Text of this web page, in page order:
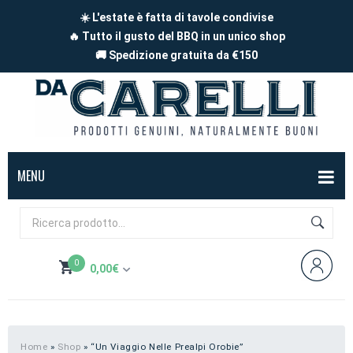
☀️ L'estate è fatta di tavole condivise
🔥 Tutto il gusto del BBQ in un unico shop
🚚 Spedizione gratuita da €150
MENU
BOX
FORMAGGI
Pecora
A pezzi
Carne di maiale
BBQ
0 0,00€
Subtotale:
Home » Shop » “Un Viaggio Nelle Prealpi Orobie”